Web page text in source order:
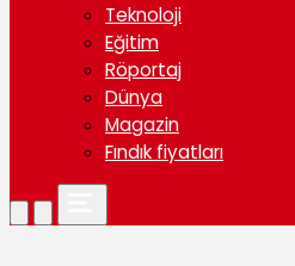
Teknoloji
Eğitim
Röportaj
Dünya
Magazin
Fındık fiyatları